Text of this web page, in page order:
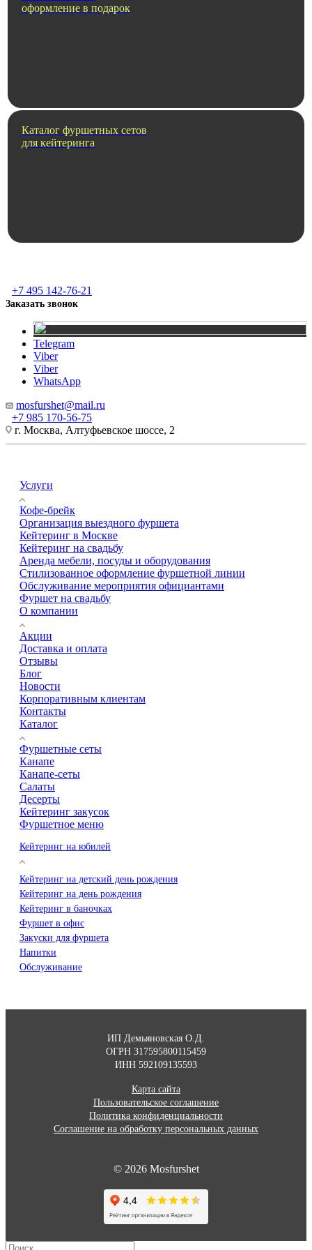
оформление в подарок
Каталог фуршетных сетов
для кейтеринга
+7 495 142-76-21
Заказать звонок
+7 985 170-56-75
mosfurshet@mail.ru
г. Москва, Алтуфьевское шоссе, 2
Telegram
Viber
Viber
WhatsApp
О компании
Акции
Доставка и оплата
Отзывы
Блог
Новости
Корпоративным клиентам
Контакты
Каталог
Фуршетные сеты
Канапе
Канапе-сеты
Салаты
Десерты
Кейтеринг закусок
Фуршетное меню
Кейтеринг на юбилей
Кейтеринг на детский день рождения
Кейтеринг на день рождения
Кейтеринг в баночках
Фуршет в офис
Закуски для фуршета
Напитки
Обслуживание
Услуги
Кофе-брейк
Организация выездного фуршета
Кейтеринг в Москве
Кейтеринг на свадьбу
Аренда мебели, посуды и оборудования
Стилизованное оформление фуршетной линии
Обслуживание мероприятия официантами
Фуршет на свадьбу
ИП Демьяновская О.Д.
ОГРН 317595800115459
ИНН 592109135593
Карта сайта
Пользовательское соглашение
Политика конфиденциальности
Соглашение на обработку персональных данных
© 2026 Mosfurshet